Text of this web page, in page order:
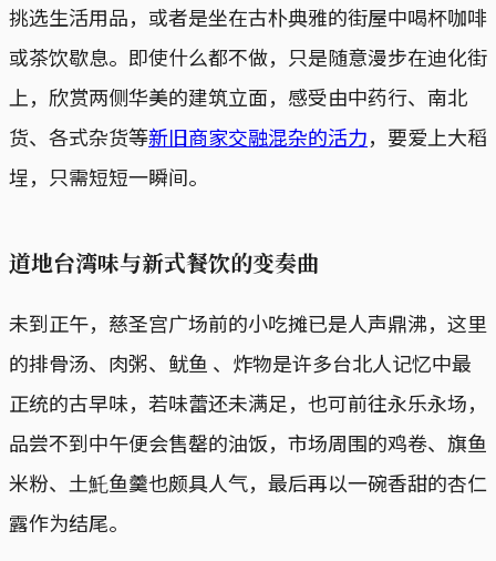
挑选生活用品，或者是坐在古朴典雅的街屋中喝杯咖啡
或茶饮歇息。即使什么都不做，只是随意漫步在迪化街
上，欣赏两侧华美的建筑立面，感受由中药行、南北
货、各式杂货等新旧商家交融混杂的活力，要爱上大稻
埕，只需短短一瞬间。
道地台湾味与新式餐饮的变奏曲
未到正午，慈圣宫广场前的小吃摊已是人声鼎沸，这里
的排骨汤、肉粥、鱿鱼 、炸物是许多台北人记忆中最
正统的古早味，若味蕾还未满足，也可前往永乐永场，
品尝不到中午便会售罄的油饭，市场周围的鸡卷、旗鱼
米粉、土魠鱼羹也颇具人气，最后再以一碗香甜的杏仁
露作为结尾。